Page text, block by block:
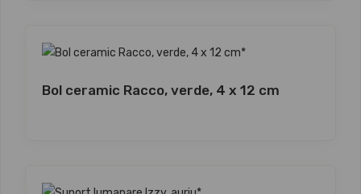
Bol ceramic Racco, verde, 4 x 12 cm